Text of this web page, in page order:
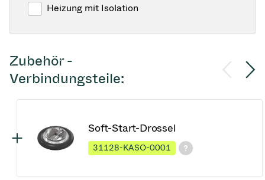
Heizung mit Isolation
Zubehör -
Verbindungsteile:
Soft-Start-Drossel
31128-KASO-0001